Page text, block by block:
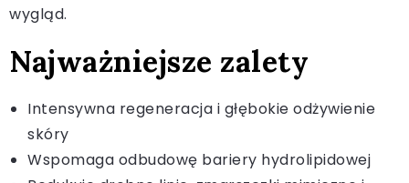
wygląd.
Najważniejsze zalety
Intensywna regeneracja i głębokie odżywienie
skóry
Wspomaga odbudowę bariery hydrolipidowej